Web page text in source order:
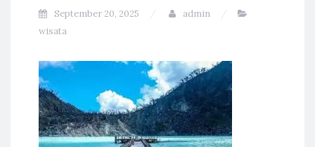
September 20, 2025
admin
wisata